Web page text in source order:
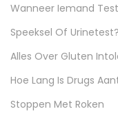
Wanneer Iemand
Speeksel Of Urinetest?
Alles Over Gluten
Hoe Lang Is Drugs
Stoppen Met Roken